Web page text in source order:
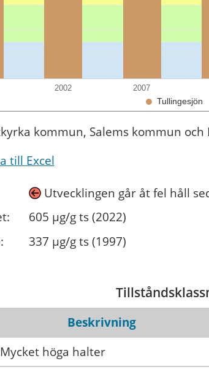
Tullingesjön
2002 2007
kommun, Salems kommun
till Excel
Utvecklingen går åt fel håll
605 µg/g ts (2022)
337 µg/g ts (1997)
Beskrivning
Mycket höga halter